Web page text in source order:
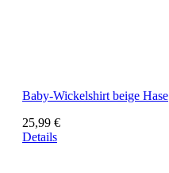
Baby-Wickelshirt beige Hase
25,99 €
Details